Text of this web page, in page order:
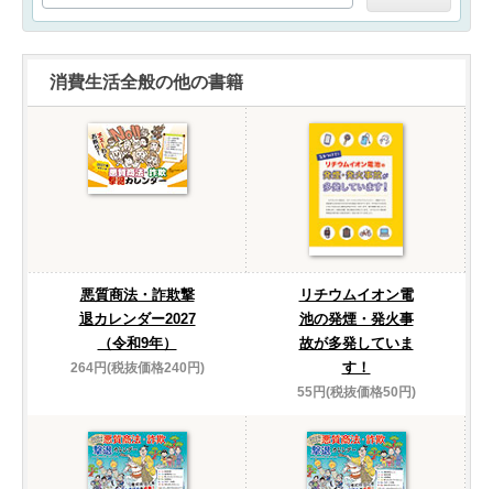
消費生活全般の他の書籍
悪質商法・詐欺撃
退カレンダー2027
（令和9年）
264円(税抜価格240円)
リチウムイオン電
池の発煙・発火事
故が多発していま
す！
55円(税抜価格50円)